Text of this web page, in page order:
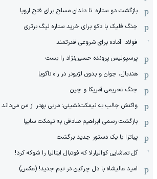
بازگشت دو ستاره: تا دندان مسلح برای فتح اروپا
جنگ فلیک با دکو برای خرید ستاره لیگ برتری
فولاد؛ آماده برای شروعی قدرتمند
پرسپولیس پرونده حسین‌نژاد را بست
هندبال، جوان و بدون لژیونر در راه ناگویا
جنگ تحریمی آمریکا و چین
واکنش جالب به نیمکت‌نشینی: مربی بهتر از من می‌داند
بازگشت رسمی ابراهیم صادقی به نیمکت سایپا
پیاتزا با یک دستور جدید برگشت
گل تماشایی کوالیارلا که فوتبال ایتالیا را شوکه کرد!
امید عالیشاه با دل چرکین در تیم جدید! (عکس)